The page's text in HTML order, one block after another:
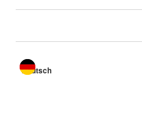
Sprache wechseln zu